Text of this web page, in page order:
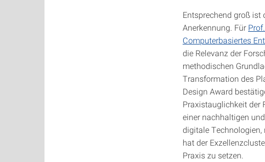
Entsprechend groß ist
Anerkennung. Für
Computerbasiertes
die Relevanz der
methodischen
Transformation des
Design Award
Praxistauglichkeit der
einer nachhaltigen
digitale Technologien,
hat der
Praxis zu setzen.